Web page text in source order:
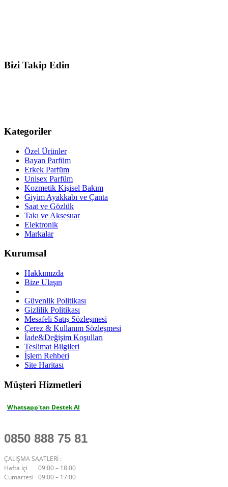
Bizi Takip Edin
Kategoriler
Özel Ürünler
Bayan Parfüm
Erkek Parfüm
Unisex Parfüm
Kozmetik Kişisel Bakım
Giyim Ayakkabı ve Çanta
Saat ve Gözlük
Takı ve Aksesuar
Elektronik
Markalar
Kurumsal
Hakkımızda
Bize Ulaşın
Güvenlik Politikası
Gizlilik Politikası
Mesafeli Satış Sözleşmesi
Çerez & Kullanım Sözleşmesi
İade&Değişim Koşulları
Teslimat Bilgileri
İşlem Rehberi
Site Haritası
Müşteri Hizmetleri
Whatsapp'tan Destek Al
0850 888 75 81
ÇALIŞMA SAATLERİ :
Hafta İçi 09:00 – 18:00
Cumartesi 09:00 – 17:00